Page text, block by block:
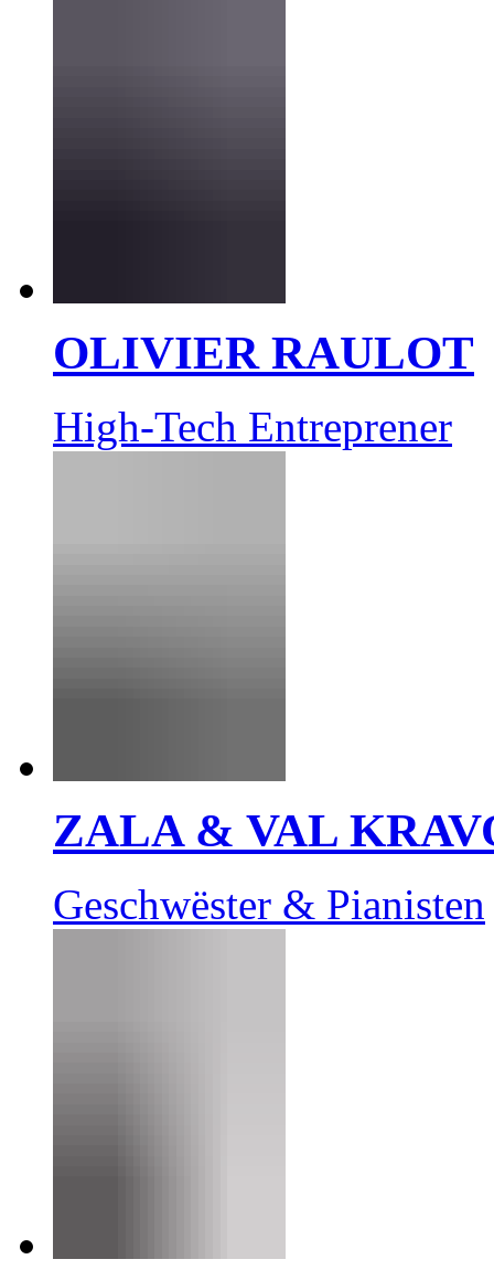
OLIVIER RAULOT
High-Tech Entreprener
ZALA & VAL
Geschwëster & Pianisten